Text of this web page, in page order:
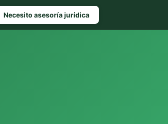
Necesito asesoría jurídica